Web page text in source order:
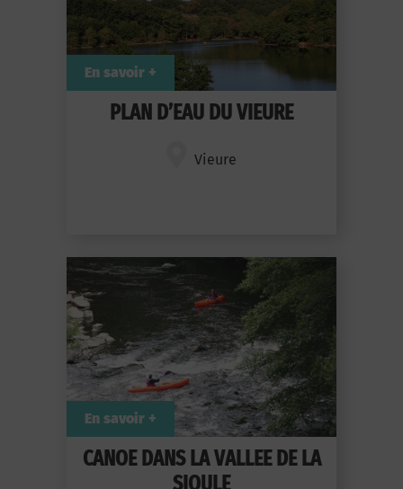
PLAN D’EAU DU VIEURE
Vieure
En savoir +
CANOE DANS LA VALLEE DE LA
SIOULE
En savoir +